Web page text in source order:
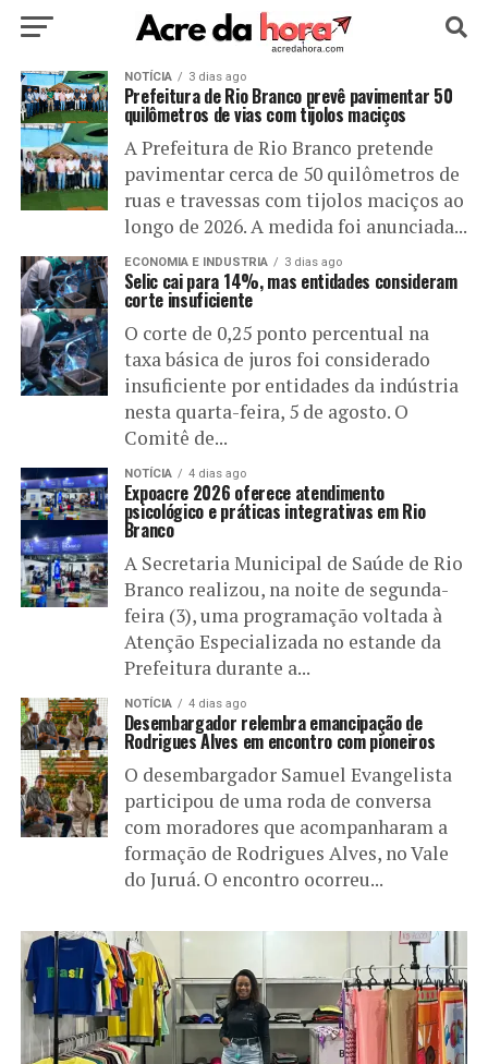
HOME POLÍTICA CULTURA
EDUCAÇÃO NOTÍCIA MUNDO
NOTÍCIA 3 dias ago
Prefeitura de Rio Branco prevê pavimentar 50
quilômetros de vias com tijolos maciços
A Prefeitura de Rio Branco pretende
pavimentar cerca de 50 quilômetros de
ruas e travessas com tijolos maciços ao
longo de 2026. A medida foi anunciada...
ECONOMIA E INDUSTRIA 3 dias ago
Selic cai para 14%, mas entidades consideram
corte insuficiente
O corte de 0,25 ponto percentual na
taxa básica de juros foi considerado
insuficiente por entidades da indústria
nesta quarta-feira, 5 de agosto. O
Comitê de...
NOTÍCIA 4 dias ago
Expoacre 2026 oferece atendimento
psicológico e práticas integrativas em Rio
Branco
A Secretaria Municipal de Saúde de Rio
Branco realizou, na noite de segunda-
feira (3), uma programação voltada à
Atenção Especializada no estande da
Prefeitura durante a...
NOTÍCIA 4 dias ago
Desembargador relembra emancipação de
Rodrigues Alves em encontro com pioneiros
O desembargador Samuel Evangelista
participou de uma roda de conversa
com moradores que acompanharam a
formação de Rodrigues Alves, no Vale
do Juruá. O encontro ocorreu...